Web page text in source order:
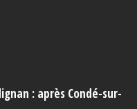
: après Condé-sur-